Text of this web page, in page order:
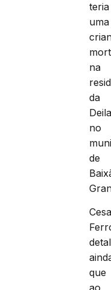
teria
uma
na
da
no
de
que
ao